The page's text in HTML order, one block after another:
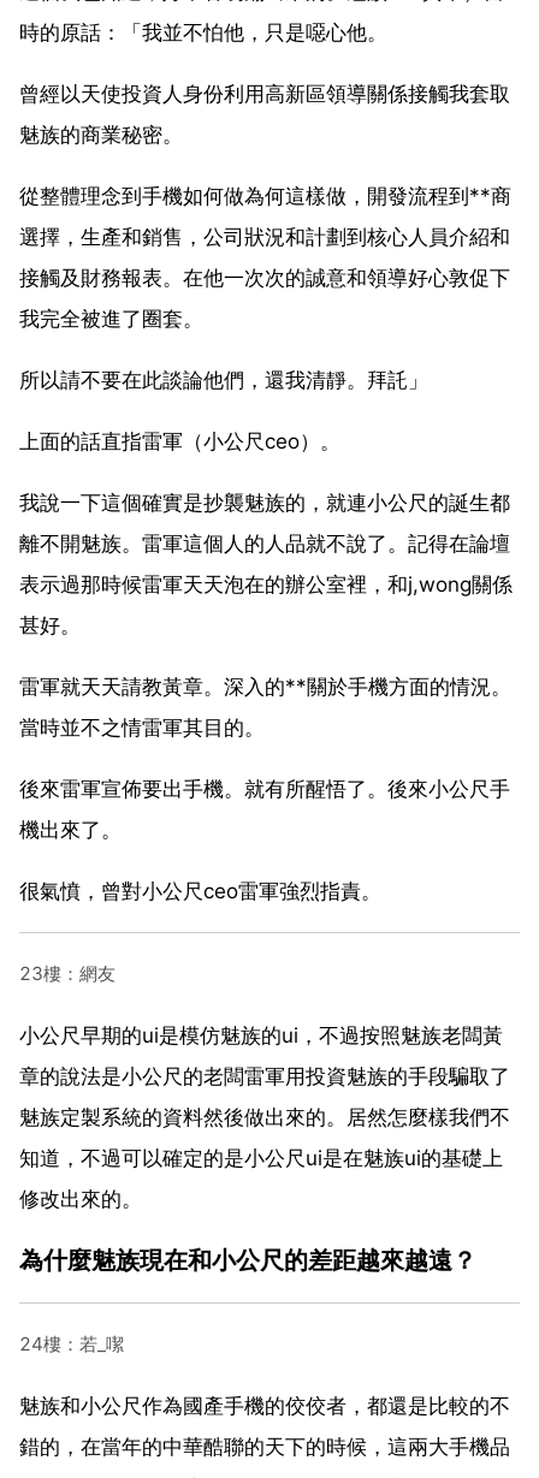
時的原話：「我並不怕他，只是噁心他。
曾經以天使投資人身份利用高新區領導關係接觸我套取
魅族的商業秘密。
從整體理念到手機如何做為何這樣做，開發流程到**商
選擇，生產和銷售，公司狀況和計劃到核心人員介紹和
接觸及財務報表。在他一次次的誠意和領導好心敦促下
我完全被進了圈套。
所以請不要在此談論他們，還我清靜。拜託」
上面的話直指雷軍（小公尺ceo）。
我說一下這個確實是抄襲魅族的，就連小公尺的誕生都
離不開魅族。雷軍這個人的人品就不說了。記得在論壇
表示過那時候雷軍天天泡在的辦公室裡，和j,wong關係
甚好。
雷軍就天天請教黃章。深入的**關於手機方面的情況。
當時並不之情雷軍其目的。
後來雷軍宣佈要出手機。就有所醒悟了。後來小公尺手
機出來了。
很氣憤，曾對小公尺ceo雷軍強烈指責。
23樓：網友
小公尺早期的ui是模仿魅族的ui，不過按照魅族老闆黃
章的說法是小公尺的老闆雷軍用投資魅族的手段騙取了
魅族定製系統的資料然後做出來的。居然怎麼樣我們不
知道，不過可以確定的是小公尺ui是在魅族ui的基礎上
修改出來的。
為什麼魅族現在和小公尺的差距越來越遠？
24樓：若_噄
魅族和小公尺作為國產手機的佼佼者，都還是比較的不
錯的，在當年的中華酷聯的天下的時候，這兩大手機品